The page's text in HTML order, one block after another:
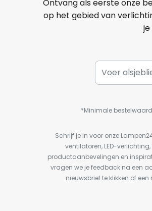
Ontvang als eerste onze
op het gebied van
*Minimale
Schrijf je in voor onze
ventilatoren, LED-
productaanbevelingen en
vragen we je feedback na een
nieuwsbrief te klikken of